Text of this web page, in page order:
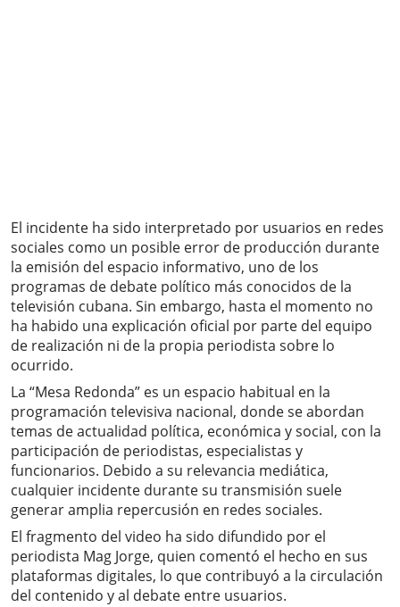
El incidente ha sido interpretado por usuarios en redes
sociales como un posible error de producción durante
la emisión del espacio informativo, uno de los
programas de debate político más conocidos de la
televisión cubana. Sin embargo, hasta el momento no
ha habido una explicación oficial por parte del equipo
de realización ni de la propia periodista sobre lo
ocurrido.
La “Mesa Redonda” es un espacio habitual en la
programación televisiva nacional, donde se abordan
temas de actualidad política, económica y social, con la
participación de periodistas, especialistas y
funcionarios. Debido a su relevancia mediática,
cualquier incidente durante su transmisión suele
generar amplia repercusión en redes sociales.
El fragmento del video ha sido difundido por el
periodista Mag Jorge, quien comentó el hecho en sus
plataformas digitales, lo que contribuyó a la circulación
del contenido y al debate entre usuarios.